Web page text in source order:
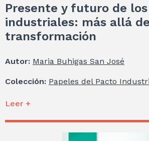
Presente y futuro de
industriales: más allá
transformación
Autor: Maria Buhigas San José
Colección: Papeles del Pacto
Leer +